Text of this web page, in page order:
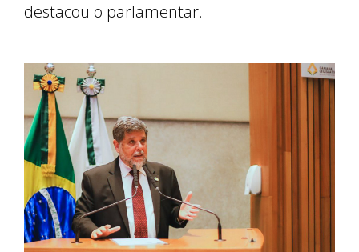
destacou o parlamentar.